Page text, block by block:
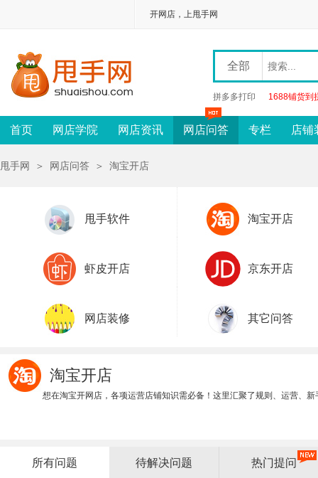
开网店，上甩手网
全部
拼多多打印 1688铺货到
首页 网店学院 网店资讯 网店问答 专栏 店铺
甩手网 ＞ 网店问答 ＞ 淘宝开店
甩手软件 淘宝开店
虾皮开店 京东开店
网店装修 其它问答
淘宝开店
想在淘宝开网店，各项运营店铺知识需必备！这里汇聚了规则、运营、
所有问题 待解决问题 热门提问